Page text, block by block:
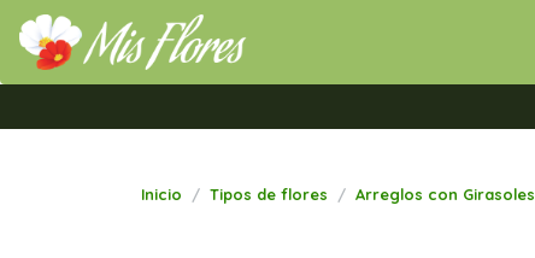
Inicio Tipos de flores Arreglos con Girasoles